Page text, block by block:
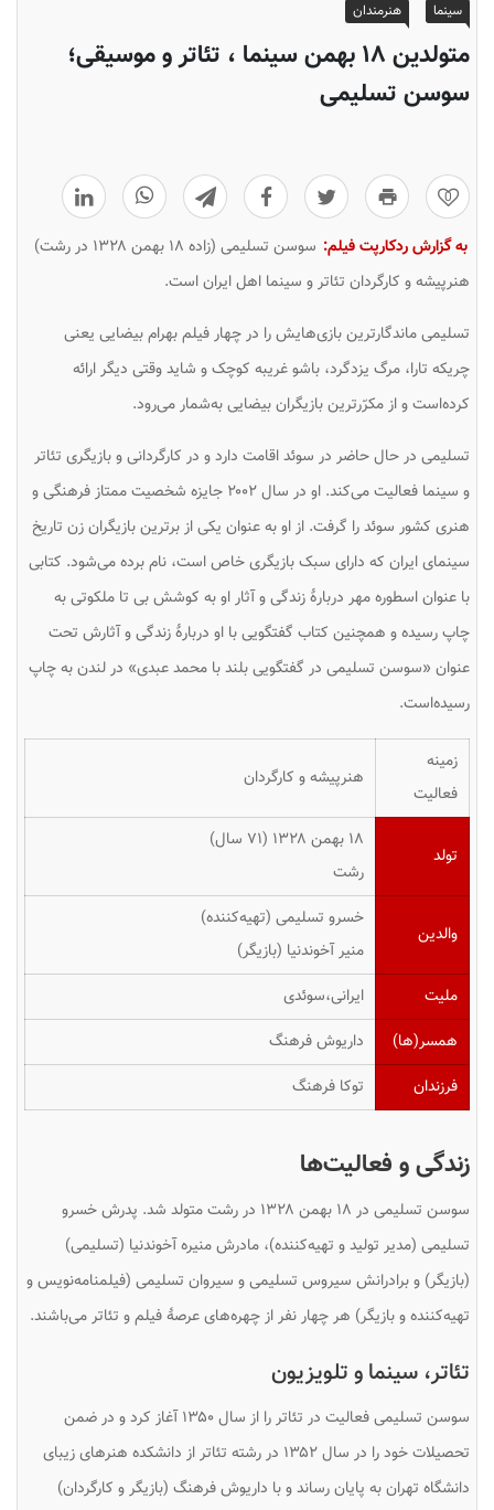
سینما هنرمندان
متولدین ۱۸ بهمن سینما ، تئاتر و موسیقی؛
سوسن تسلیمی
0
به گزارش ردکارپت فیلم:
سوسن تسلیمی (زاده ۱۸ بهمن ۱۳۲۸ در رشت)
هنرپیشه و کارگردان تئاتر و سینما اهل ایران است.
تسلیمی ماندگارترین بازی‌هایش را در چهار فیلم بهرام بیضایی یعنی
چریکه تارا، مرگ یزدگرد، باشو غریبه کوچکو شاید وقتی دیگرارائه
کرده‌است و از مکرّرترین بازیگران بیضایی به‌شمار می‌رود.
تسلیمی در حال حاضر در سوئد اقامت دارد و در کارگردانی و بازیگری تئاتر
و سینما فعالیت می‌کند. او در سال ۲۰۰۲ جایزه شخصیت ممتاز فرهنگی و
هنری کشور سوئد را گرفت. از او به عنوان یکی از برترین بازیگران زن تاریخ
سینمای ایران که دارای سبک بازیگری خاص است، نام برده می‌شود. کتابی
با عنواناسطوره مهر دربارهٔ زندگی و آثار او به کوشش بی تا ملکوتی به
چاپ رسیده و همچنین کتاب گفتگویی با او دربارهٔ زندگی و آثارش تحت
عنوان «سوسن تسلیمی در گفتگویی بلند با محمد عبدی» در لندن به چاپ
رسیده‌است.
زمینه
فعالیت
هنرپیشه و کارگردان
تولد
۱۸ بهمن ۱۳۲۸ ‏(۷۱ سال)
رشت
والدین
خسرو تسلیمی (تهیه‌کننده)
منیر آخوندنیا (بازیگر)
ملیت
ایرانی،سوئدی
همسر(ها)
داریوش فرهنگ
فرزندان
توکا فرهنگ
زندگی و فعالیت‌ها
سوسن تسلیمی در ۱۸ بهمن ۱۳۲۸ در رشت متولد شد. پدرش خسرو
تسلیمی (مدیر تولید و تهیه‌کننده)، مادرش منیره آخوندنیا (تسلیمی)
(بازیگر) و برادرانش سیروس تسلیمی و سیروان تسلیمی (فیلمنامه‌نویس و
تهیه‌کننده و بازیگر) هر چهار نفر از چهره‌های عرصهٔ فیلم و تئاتر می‌باشند.
تئاتر، سینما و تلویزیون
سوسن تسلیمی فعالیت در تئاتر را از سال ۱۳۵۰ آغاز کرد و در ضمن
تحصیلات خود را در سال ۱۳۵۲ در رشته تئاتر از دانشکده هنرهای زیبای
دانشگاه تهران به پایان رساند و با داریوش فرهنگ (بازیگر و کارگردان)